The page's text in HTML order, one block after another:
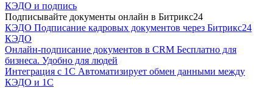
КЭДО и подпись
Подписывайте документы онлайн в Битрикс24
КЭДО Подписание кадровых документов через Битрикс24
КЭДО
Онлайн-подписание документов в CRM Бесплатно для
бизнеса. Удобно для людей
Интеграция с 1С Автоматизирует обмен данными между
КЭДО и 1С